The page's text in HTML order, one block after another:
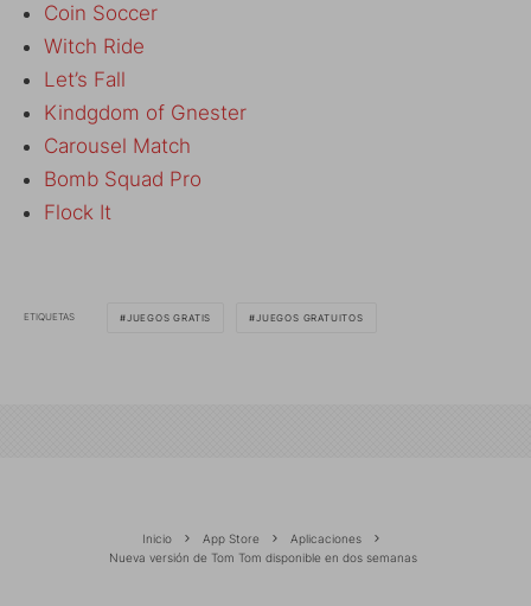
Coin Soccer
Witch Ride
Let’s Fall
Kindgdom of Gnester
Carousel Match
Bomb Squad Pro
Flock It
ETIQUETAS JUEGOS GRATIS JUEGOS GRATUITOS
Inicio App Store
Aplicaciones
Nueva versión de Tom Tom disponible en dos semanas